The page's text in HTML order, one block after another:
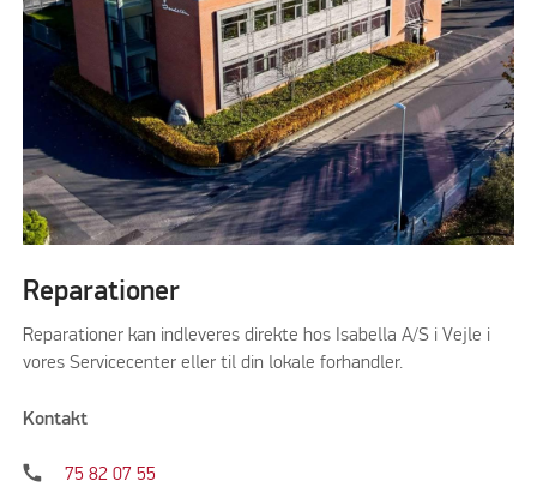
Reparationer
Reparationer kan indleveres direkte hos Isabella A/S i Vejle i
vores Servicecenter eller til din lokale forhandler.
Kontakt
call 75 82 07 55